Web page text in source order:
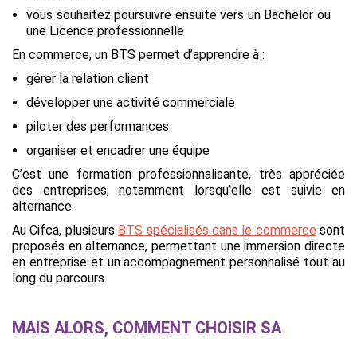
vous souhaitez poursuivre ensuite vers un Bachelor ou
une Licence professionnelle
En commerce, un BTS permet d’apprendre à :
gérer la relation client
développer une activité commerciale
piloter des performances
organiser et encadrer une équipe
C’est une formation professionnalisante, très appréciée
des entreprises, notamment lorsqu’elle est suivie en
alternance.
Au Cifca, plusieurs BTS spécialisés dans le commerce sont
proposés en alternance, permettant une immersion directe
en entreprise et un accompagnement personnalisé tout au
long du parcours.
MAIS ALORS, COMMENT CHOISIR SA